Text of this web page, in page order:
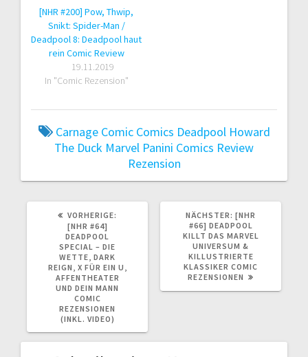
[NHR #200] Pow, Thwip,
Snikt: Spider-Man /
Deadpool 8: Deadpool haut
rein Comic Review
19.11.2019
In "Comic Rezension"
Carnage Comic Comics Deadpool Howard
The Duck Marvel Panini Comics Review
Rezension
VORHERIGE:
[NHR #64]
DEADPOOL
SPECIAL – DIE
WETTE, DARK
REIGN, X FÜR EIN U,
AFFENTHEATER
UND DEIN MANN
COMIC
REZENSIONEN
(INKL. VIDEO)
NÄCHSTER: NÄCHSTER
BEITRAG:
[NHR
#66] DEADPOOL
KILLT DAS MARVEL
UNIVERSUM &
KILLUSTRIERTE
KLASSIKER COMIC
REZENSIONEN